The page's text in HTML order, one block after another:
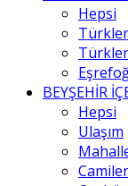
Hepsi
BEYŞEHİR
Hepsi
Ulaşım
Camiler